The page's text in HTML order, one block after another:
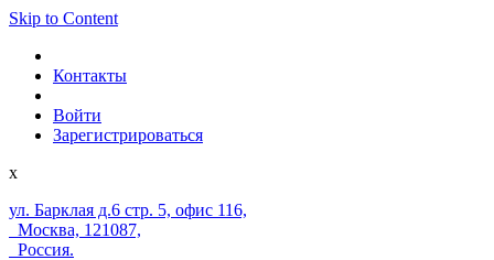
Skip to Content
Контакты
Войти
Зарегистрироваться
x
ул. Барклая д.6 стр. 5, офис 116,
Москва, 121087,
Россия.